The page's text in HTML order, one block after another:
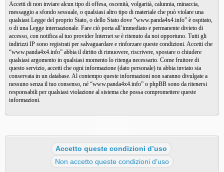
Accetti di non inviare alcun tipo di offesa, oscenità, volgarità, calunnia, minaccia,
messaggio a sfondo sessuale, o qualsiasi altro tipo di materiale che può violare una
qualsiasi Legge del proprio Stato, o dello Stato dove “www.panda4x4.info” è ospitato,
o di una Legge internazionale. Fare ciò porta all’immediato e permanente divieto di
accesso, con notifica al tuo provider Internet se è ritenuto da noi opportuno. Tutti gli
indirizzi IP sono registrati per salvaguardare e rinforzare queste condizioni. Accetti che
“www.panda4x4.info” abbia il diritto di rimuovere, riscrivere, spostare o chiudere
qualsiasi argomento in qualsiasi momento lo ritenga necessario. Come fruitore di
questo servizio, accetti che ogni informazione (dato personale) tu abbia inviato sia
conservata in un database. Al contempo queste informazioni non saranno divulgate a
nessuno senza il tuo consenso, né “www.panda4x4.info” o phpBB sono da ritenersi
responsabili per qualsiasi violazione al sistema che possa compromettere queste
informazioni.